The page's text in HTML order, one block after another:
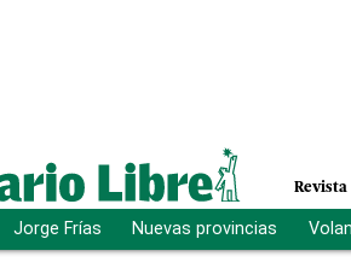
Revista
Jorge Frías Nuevas provincias